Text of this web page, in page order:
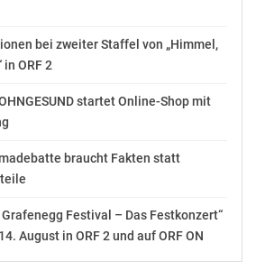
bei zweiter Staffel von „Himmel,
ORF 2
startet Online-Shop mit
braucht Fakten statt
Festival – Das Festkonzert“
August in ORF 2 und auf ORF ON